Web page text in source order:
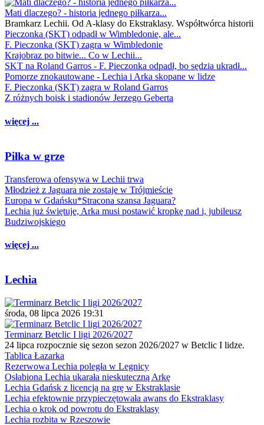
Mati dlaczego? - historia jednego piłkarza...
Bramkarz Lechii. Od A-klasy do Ekstraklasy. Współtwórca historii
Pieczonka (SKT) odpadł w Wimbledonie, ale...
F. Pieczonka (SKT) zagra w Wimbledonie
Krajobraz po bitwie... Co w Lechii...
SKT na Roland Garros - F. Pieczonka odpadł, bo sędzia ukradł...
Pomorze znokautowane - Lechia i Arka skopane w lidze
F. Pieczonka (SKT) zagra w Roland Garros
Z różnych boisk i stadionów Jerzego Geberta
więcej ...
Piłka w grze
Transferowa ofensywa w Lechii trwa
Młodzież z Jaguara nie zostaje w Trójmieście
Europa w Gdańsku*Stracona szansa Jaguara?
Lechia już świętuje, Arka musi postawić kropkę nad i, jubileusz
Budziwojskiego
więcej ...
Lechia
środa, 08 lipca 2026 19:31
Terminarz Betclic I ligi 2026/2027
24 lipca rozpocznie się sezon sezon 2026/2027 w Betclic I lidze.
Tablica Łazarka
Rezerwowa Lechia poległa w Legnicy
Osłabiona Lechia ukarała nieskuteczną Arkę
Lechia Gdańsk z licencją na grę w Ekstraklasie
Lechia efektownie przypieczętowała awans do Ekstraklasy
Lechia o krok od powrotu do Ekstraklasy
Lechia rozbita w Rzeszowie